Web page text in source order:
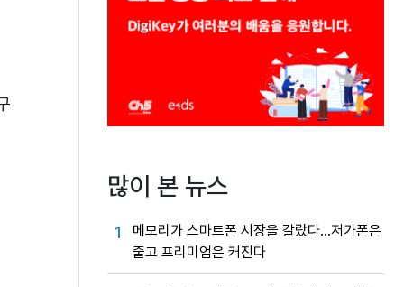
많이 본 뉴스
1
메모리가 스마트폰 시장을 갈랐다…저가폰은
줄고 프리미엄은 커진다